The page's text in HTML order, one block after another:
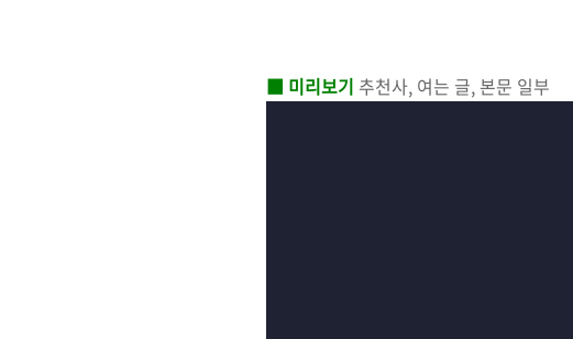
■ 미리보기 추천사, 여는 글, 본문 일부